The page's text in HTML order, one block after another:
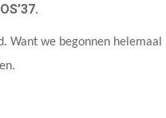
Want we begonnen helemaal